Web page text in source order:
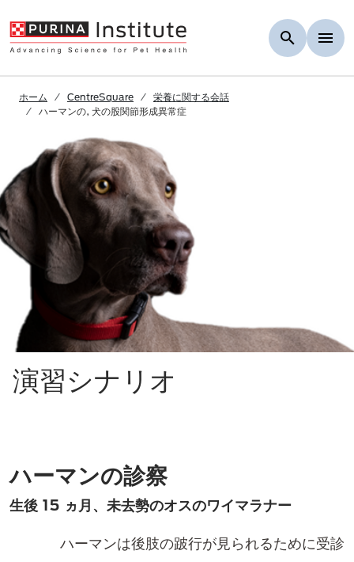
ホーム CentreSquare
栄養に関する会話
ハーマンの, 犬の股関節形成異常症
演習シナリオ
ハーマンの診察
生後 15 ヵ月、未去勢のオスのワイマラナー
ハーマンは後肢の跛行が見られるために受診